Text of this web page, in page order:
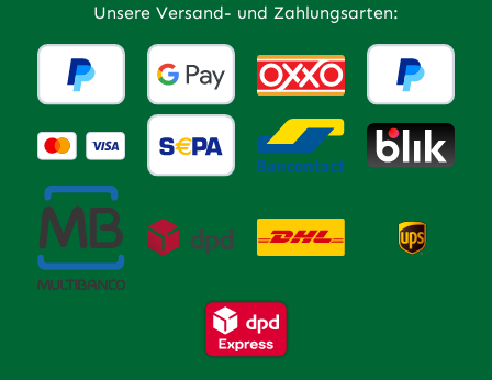
Unsere Versand- und Zahlungsarten: